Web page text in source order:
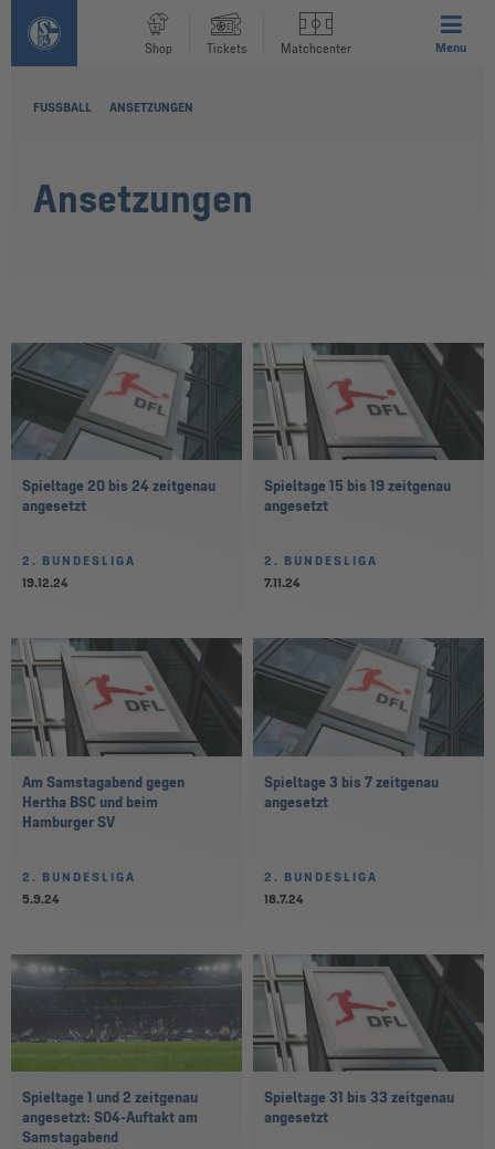
Shop Tickets Matchcenter Menu
FUSSBALL ANSETZUNGEN
Ansetzungen
Spieltage 20 bis 24 zeitgenau
angesetzt
2. BUNDESLIGA
19.12.24
Spieltage 15 bis 19 zeitgenau
angesetzt
2. BUNDESLIGA
7.11.24
Am Samstagabend gegen
Hertha BSC und beim
Hamburger SV
2. BUNDESLIGA
5.9.24
Spieltage 3 bis 7 zeitgenau
angesetzt
2. BUNDESLIGA
18.7.24
Spieltage 1 und 2 zeitgenau
angesetzt: S04-Auftakt am
Samstagabend
Spieltage 31 bis 33 zeitgenau
angesetzt